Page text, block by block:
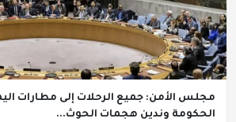
مجلس الأمن: جميع الرحلات إلى مطارات
الحكومة وندين هجمات الحوث...